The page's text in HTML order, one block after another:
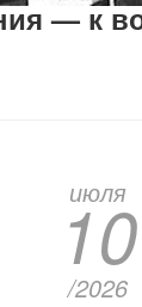
— к
июля
10
/2026